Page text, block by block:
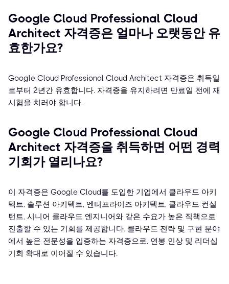
Google Cloud Professional Cloud
Architect 자격증은 얼마나 오랫동안 유
효한가요?
Google Cloud Professional Cloud Architect 자격증은 취득일
로부터 2년간 유효합니다. 자격증을 유지하려면 만료일 전에 재
시험을 치러야 합니다.
Google Cloud Professional Cloud
Architect 자격증을 취득하면 어떤 경력
기회가 열리나요?
이 자격증은 Google Cloud를 도입한 기업에서 클라우드 아키
텍트, 솔루션 아키텍트, 엔터프라이즈 아키텍트, 클라우드 컨설
턴트, 시니어 클라우드 엔지니어와 같은 수요가 높은 직책으로
진출할 수 있는 기회를 제공합니다. 클라우드 전략 및 구현 분야
에서 높은 전문성을 입증하는 자격증으로, 연봉 인상 및 리더십
기회 확대로 이어질 수 있습니다.